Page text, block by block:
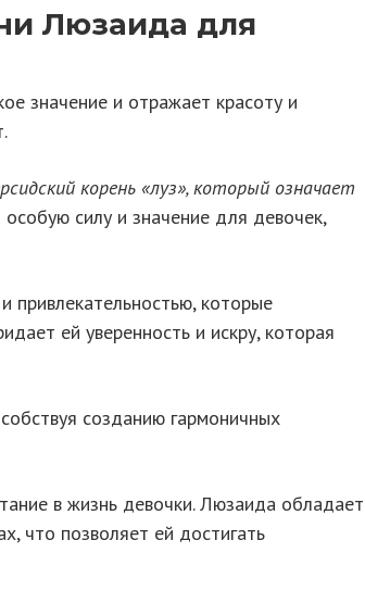
Люзаида для
значение и отражает красоту и
корень «луз», который означает
силу и значение для девочек,
которые
ей уверенность и искру, которая
созданию гармоничных
в жизнь девочки. Люзаида обладает
что позволяет ей достигать